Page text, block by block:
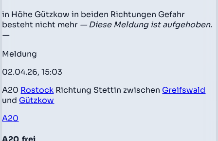
in Höhe Gützkow in beiden Richtungen Gefahr
besteht nicht mehr — Diese Meldung ist aufgehoben.
—
Meldung
02.04.26, 15:03
A20 Rostock Richtung Stettin zwischen Greifswald
und Gützkow
A20